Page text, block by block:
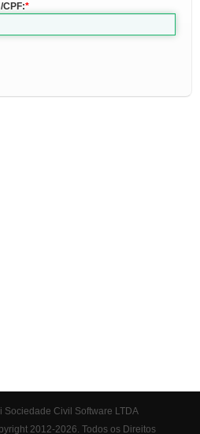
Sociedade Civil Software LTDA
2012-2026. Todos os Direitos